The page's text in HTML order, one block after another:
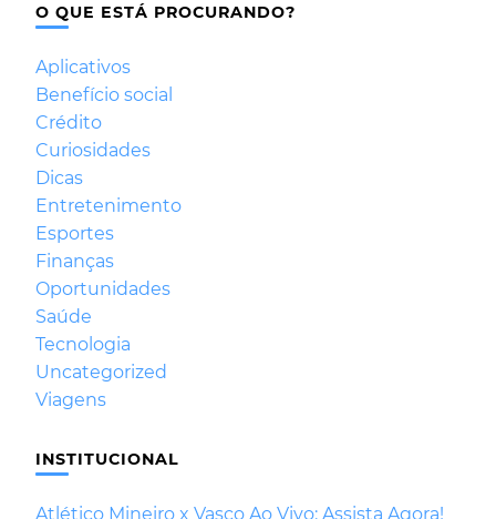
O QUE ESTÁ PROCURANDO?
Aplicativos
Benefício social
Crédito
Curiosidades
Dicas
Entretenimento
Esportes
Finanças
Oportunidades
Saúde
Tecnologia
Uncategorized
Viagens
INSTITUCIONAL
Atlético Mineiro x Vasco Ao Vivo: Assista Agora!